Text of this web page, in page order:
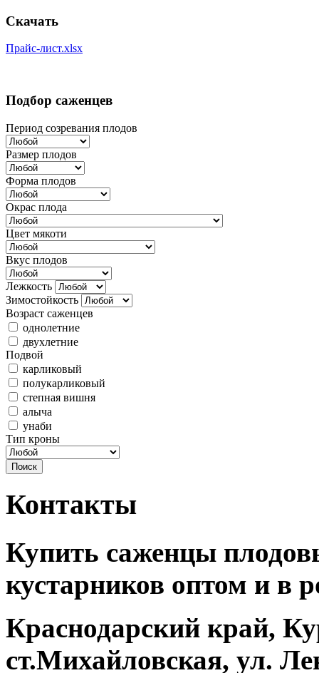
Скачать
Прайс-лист.xlsx
Подбор саженцев
Период созревания плодов
Размер плодов
Форма плодов
Окрас плода
Цвет мякоти
Вкус плодов
Лежкость
Зимостойкость
Возраст саженцев
однолетние
двухлетние
Подвой
карликовый
полукарликовый
степная вишня
алыча
унаби
Тип кроны
Контакты
Купить саженцы
кустарников оптом и в
Краснодарский край,
ст.Михайловская, ул.